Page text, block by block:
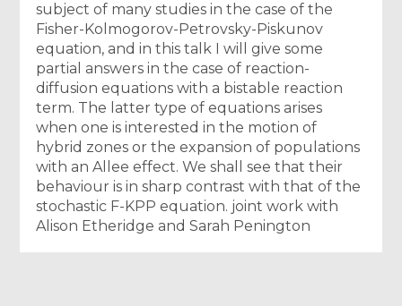
subject of many studies in the case of the
Fisher-Kolmogorov-Petrovsky-Piskunov
equation, and in this talk I will give some
partial answers in the case of reaction-
diffusion equations with a bistable reaction
term. The latter type of equations arises
when one is interested in the motion of
hybrid zones or the expansion of populations
with an Allee effect. We shall see that their
behaviour is in sharp contrast with that of the
stochastic F-KPP equation. joint work with
Alison Etheridge and Sarah Penington